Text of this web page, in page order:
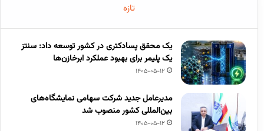
تازه
یک محقق پسادکتری در کشور توسعه داد: سنتز
یک پلیمر برای بهبود عملکرد ابرخازن‌ها
1405-05-12
مدیرعامل جدید شرکت سهامی نمایشگاه‌های
بین‌المللی کشور منصوب شد
1405-05-12